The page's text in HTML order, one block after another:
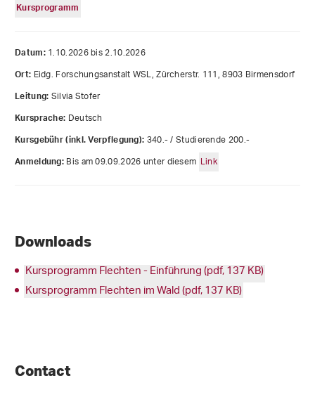
Kursprogramm
Datum:1.10.2026 bis 2.10.2026
Ort: Eidg. Forschungsanstalt WSL, Zürcherstr. 111, 8903 Birmensdorf
Leitung:Silvia Stofer
Kursprache: Deutsch
Kursgebühr (inkl. Verpflegung):340.- / Studierende 200.-
Anmeldung:Bis am 09.09.2026 unter diesem Link
Downloads
Kursprogramm Flechten - Einführung (pdf, 137 KB)
Kursprogramm Flechten im Wald (pdf, 137 KB)
Contact